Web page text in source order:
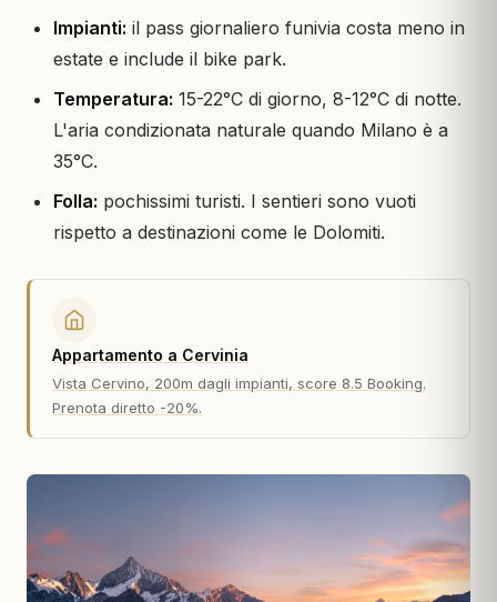
Impianti: il pass giornaliero funivia costa meno in
estate e include il bike park.
Temperatura: 15-22°C di giorno, 8-12°C di notte.
L'aria condizionata naturale quando Milano è a
35°C.
Folla: pochissimi turisti. I sentieri sono vuoti
rispetto a destinazioni come le Dolomiti.
Appartamento a Cervinia
Vista Cervino, 200m dagli impianti, score 8.5 Booking.
Prenota diretto -20%.